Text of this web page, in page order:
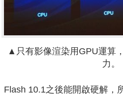
▲只有影像渲染用GPU運算
力。
Flash 10.1之後能開啟硬解，